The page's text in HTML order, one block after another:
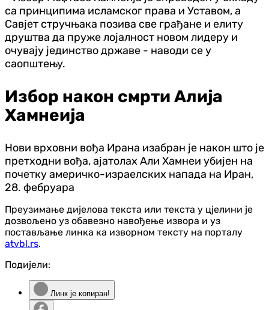
са принципима исламског права и Уставом, а
Савјет стручњака позива све грађане и елиту
друштва да пруже лојалност новом лидеру и
очувају јединство државе - наводи се у
саопштењу.
Избор након смрти Алија
Хамнеија
Нови врховни вођа Ирана изабран је након што је
претходни вођа, ајатолах Али Хамнеи убијен на
почетку америчко-израелских напада на Иран,
28. фебруара
Преузимање дијелова текста или текста у цјелини је
дозвољено уз обавезно навођење извора и уз
постављање линка ка изворном тексту на порталу
atvbl.rs.
Подијели:
Линк је копиран!